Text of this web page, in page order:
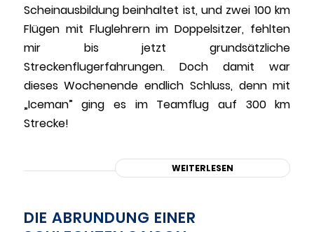
Scheinausbildung beinhaltet ist, und zwei 100 km
Flügen mit Fluglehrern im Doppelsitzer, fehlten
mir bis jetzt grundsätzliche
Streckenflugerfahrungen. Doch damit war
dieses Wochenende endlich Schluss, denn mit
„Iceman” ging es im Teamflug auf 300 km
Strecke!
WEITERLESEN
DIE ABRUNDUNG EINER